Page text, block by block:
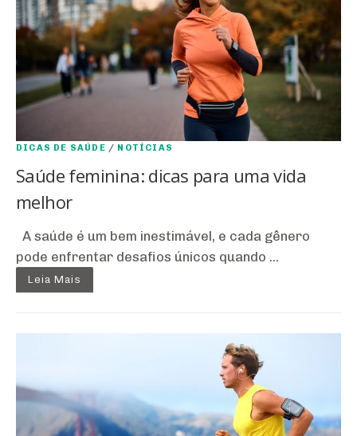
DICAS DE SAÚDE / NOTÍCIAS
Saúde feminina: dicas para uma vida
melhor
A saúde é um bem inestimável, e cada gênero
pode enfrentar desafios únicos quando ...
Leia Mais